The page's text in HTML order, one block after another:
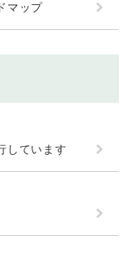
マップ
しています